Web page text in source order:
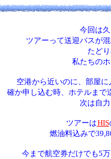
今回は
ツアーって送迎バスが
たど
私たちの
空港から近いのに、部屋
確か申し込む時、ホテルまで
次は自
ツアーはHIS
燃油料込みで
今まで航空券だけでも5